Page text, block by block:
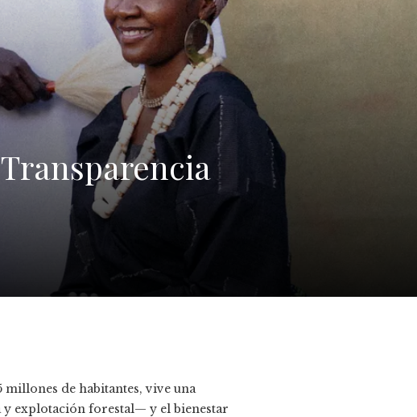
de habitantes, vive una
explotación forestal— y el bienestar